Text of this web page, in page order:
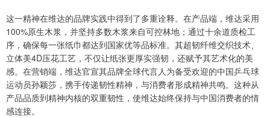
这一精神在维达的品牌实践中得到了多重诠释。在产品端，维达采用
100%原生木浆，并坚持多数木浆来自可控林地；通过十余道质检工
序，确保每一张纸巾都达到国家优等品标准。其超韧纤维交织技术、
立体美4D压花工艺，不仅让纸张更厚实强韧，还赋予其艺术化的美
感。在营销端，维达官宣其品牌全球代言人为备受欢迎的中国乒乓球
运动员孙颖莎，携手传递韧性精神，与消费者形成精神共鸣。这种从
产品品质到精神内核的双重韧性，使维达始终保持与中国消费者的情
感连接。